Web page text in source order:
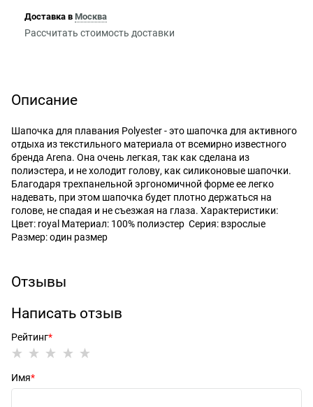
Доставка в Москва
Рассчитать стоимость доставки
Описание
Шапочка для плавания Polyester - это шапочка для активного
отдыха из текстильного материала от всемирно известного
бренда Arena. Она очень легкая, так как сделана из
полиэстера, и не холодит голову, как силиконовые шапочки.
Благодаря трехпанельной эргономичной форме ее легко
надевать, при этом шапочка будет плотно держаться на
голове, не спадая и не съезжая на глаза. Характеристики:
Цвет: royal Материал: 100% полиэстер Серия: взрослые
Размер: один размер
Отзывы
Написать отзыв
Рейтинг
Имя